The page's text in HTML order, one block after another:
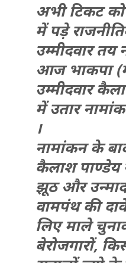
अभी टिकट
में पड़े
उम्मीदवार तय
आज भाकपा
उम्मीदवार
में उतार
।
नामांकन के
कैलाश पाण्डेय
झूठ और
वामपंथ की
लिए माले
बेरोजगारों,